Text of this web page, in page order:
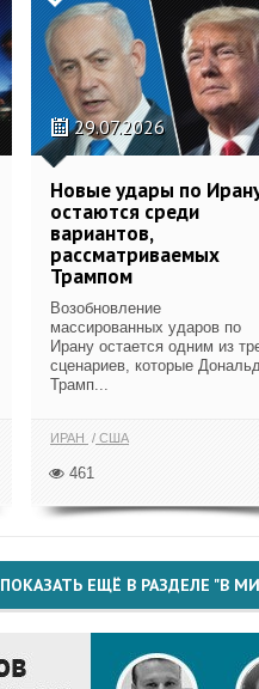
29.07.2026
Новые удары по
остаются среди
вариантов,
рассматриваемых
Трампом
Возобновление
массированных ударов по
Ирану остается одним из
сценариев, которые
Трамп...
ИРАН США
461
ПОКАЗАТЬ ЕЩЁ В РАЗДЕЛЕ "В